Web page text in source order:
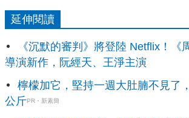
延伸閱讀
《沉默的審判》將登陸 Netflix！《
導演新作，阮經天、王淨主演
檸檬加它，堅持一週大肚腩不見了
公斤PR・新素簡